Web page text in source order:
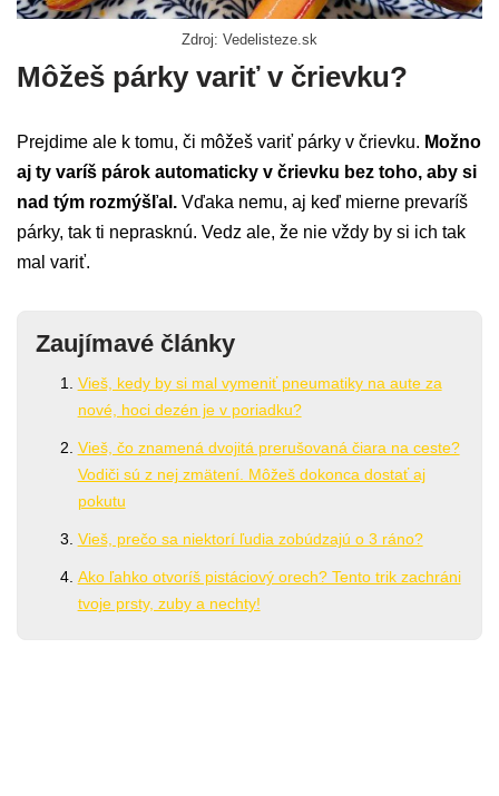
Zdroj: Vedelisteze.sk
Môžeš párky variť v črievku?
Prejdime ale k tomu, či môžeš variť párky v črievku. Možno
aj ty varíš párok automaticky v črievku bez toho, aby si
nad tým rozmýšľal. Vďaka nemu, aj keď mierne prevaríš
párky, tak ti neprasknú. Vedz ale, že nie vždy by si ich tak
mal variť.
Zaujímavé články
Vieš, kedy by si mal vymeniť pneumatiky na aute za
nové, hoci dezén je v poriadku?
Vieš, čo znamená dvojitá prerušovaná čiara na ceste?
Vodiči sú z nej zmätení. Môžeš dokonca dostať aj
pokutu
Vieš, prečo sa niektorí ľudia zobúdzajú o 3 ráno?
Ako ľahko otvoríš pistáciový orech? Tento trik zachráni
tvoje prsty, zuby a nechty!